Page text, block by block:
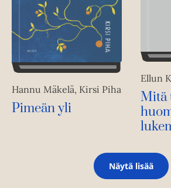
Hannu Mäkelä, Kirsi Piha
Pimeän yli
Ellun
Mitä
Näytä lisää